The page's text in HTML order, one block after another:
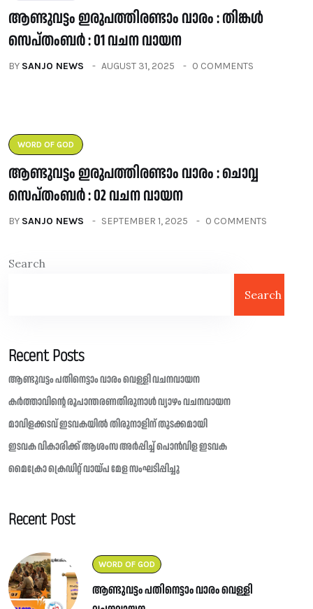
ആണ്ടുവട്ടം ഇരുപത്തിരണ്ടാം വാരം : തിങ്കൾ
സെപ്തംബർ : 01 വചന വായന
BY SANJO NEWS AUGUST 31, 2025 0 COMMENTS
WORD OF GOD
ആണ്ടുവട്ടം ഇരുപത്തിരണ്ടാം വാരം : ചൊവ്വ
സെപ്തംബർ : 02 വചന വായന
BY SANJO NEWS SEPTEMBER 1, 2025 0 COMMENTS
Search
Search
Recent Posts
ആണ്ടുവട്ടം പതിനെട്ടാം വാരം വെള്ളി വചനവായന
കർത്താവിന്റെ രൂപാന്തരണതിരുനാൾ വ്യാഴം വചനവായന
മാവിളക്കടവ് ഇടവകയിൽ തിരുനാളിന് തുടക്കമായി
ഇടവക വികാരിക്ക് ആശംസ അർപ്പിച്ച് പൊൻവിള ഇടവക
മൈക്രോ ക്രെഡിറ്റ് വായ്പ മേള സംഘടിപ്പിച്ചു
Recent Post
WORD OF GOD
ആണ്ടുവട്ടം പതിനെട്ടാം വാരം വെള്ളി